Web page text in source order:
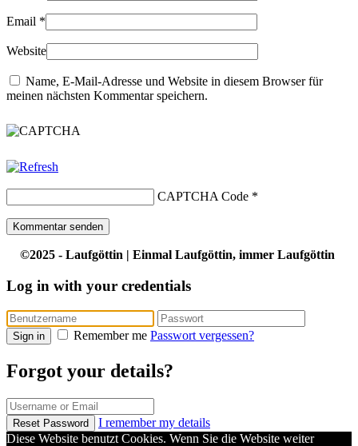
Email *
Website
Name, E-Mail-Adresse und Website in diesem Browser für
meinen nächsten Kommentar speichern.
CAPTCHA Code *
©2025 - Laufgöttin | Einmal Laufgöttin, immer Laufgöttin
Log in with your credentials
Sign in Remember me Passwort vergessen?
Forgot your details?
Reset Password
I remember my details
Diese Website benutzt Cookies. Wenn Sie die Website weiter